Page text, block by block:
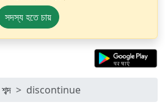
সদস্য হতে চায়
শব্দ discontinue